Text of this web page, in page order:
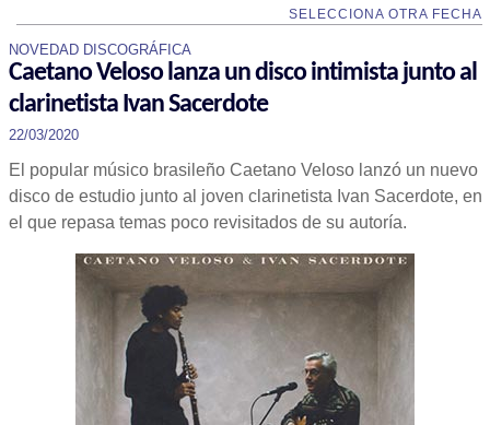
SELECCIONA OTRA FECHA
NOVEDAD DISCOGRÁFICA
Caetano Veloso lanza un disco intimista junto al
clarinetista Ivan Sacerdote
22/03/2020
El popular músico brasileño Caetano Veloso lanzó un nuevo
disco de estudio junto al joven clarinetista Ivan Sacerdote, en
el que repasa temas poco revisitados de su autoría.